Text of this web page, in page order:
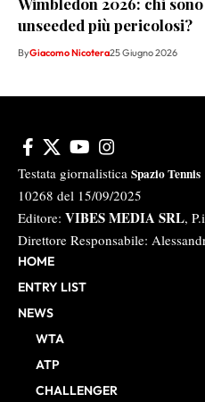
unseeded più pericolosi?
ByGiacomo Nicotera25 Giugno 2026
Testata giornalistica Spazio Tennis
10268 del 15/09/2025
Editore: VIBES MEDIA SRL,
Direttore Responsabile:
HOME
ENTRY LIST
NEWS
WTA
ATP
CHALLENGER